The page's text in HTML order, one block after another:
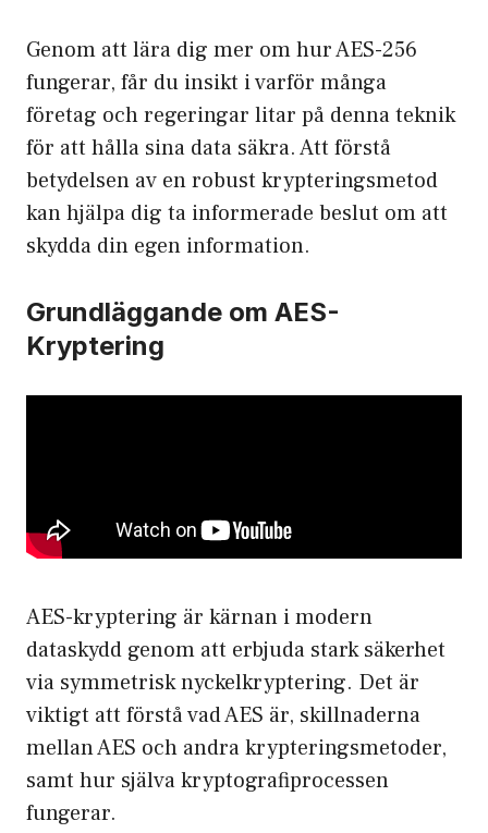
Genom att lära dig mer om hur AES-256
fungerar, får du insikt i varför många
företag och regeringar litar på denna teknik
för att hålla sina data säkra. Att förstå
betydelsen av en robust krypteringsmetod
kan hjälpa dig ta informerade beslut om att
skydda din egen information.
Grundläggande om AES-
Kryptering
AES-kryptering är kärnan i modern
dataskydd genom att erbjuda stark säkerhet
via symmetrisk nyckelkryptering. Det är
viktigt att förstå vad AES är, skillnaderna
mellan AES och andra krypteringsmetoder,
samt hur själva kryptografiprocessen
fungerar.